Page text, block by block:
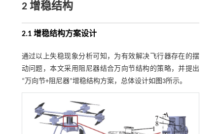
2 增稳结构
2.1 增稳结构方案设计
通过以上失稳现象分析可知，为有效解决飞行器存在的摆
动问题，本文采用阻尼器结合万向节结构的策略，并提出
“万向节+阻尼器”增稳结构方案，总体设计如 图3所示。